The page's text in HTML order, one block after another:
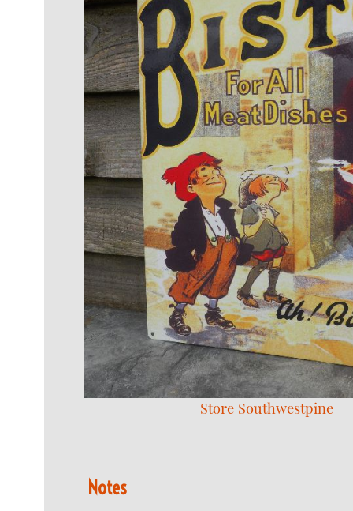
Store Southwestpine
Notes